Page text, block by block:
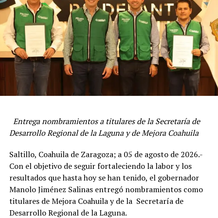
“El compromiso es muy claro: ser implacables contra la
delincuencia”, manifestó.
buenos resultados, los mejores de los últimos 30 años, y
que se redujeron en un 35 por ciento los delitos de alto
impacto, y que los que sucedieron están resueltos al cien
por ciento.
“No podemos evitar del todo que no pase nada, pero lo
importante es que cuando pasa, hay una reacción
determinante y fulminante de parte de las instituciones
natural no convencional; tenemos agua tratada,
tecnología, inversionistas y sabemos trabajar en equipo
con el Gobierno Federal”, mencionó.
ADVERTISEMENT
Reiteró que en Coahuila es prioridad el cuidado del
medio ambiente, y se trabaja con apego a la protección
de los recursos naturales, mediante tecnologías
sustentables.
Entrega nombramientos a titulares de la Secretaría de
Desarrollo Regional de la Laguna y de Mejora Coahuila
Saltillo, Coahuila de Zaragoza; a 05 de agosto de 2026.-
Con el objetivo de seguir fortaleciendo la labor y los
resultados que hasta hoy se han tenido, el gobernador
Manolo Jiménez Salinas entregó nombramientos como
titulares de Mejora Coahuila y de la Secretaría de
Desarrollo Regional de la Laguna.